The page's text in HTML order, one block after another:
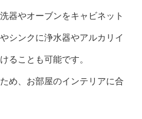
器やオーブンをキャビネット
シンクに浄水器やアルカリイ
ることも可能です。
め、お部屋のインテリアに合